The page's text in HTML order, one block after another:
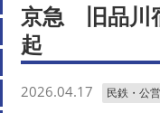
京急 旧品川
起
2026.04.17 民鉄・公